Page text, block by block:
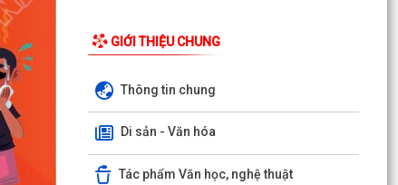
GIỚI THIỆU CHUNG
Thông tin chung
Di sản - Văn hóa
Tác phẩm Văn học, nghệ thuật